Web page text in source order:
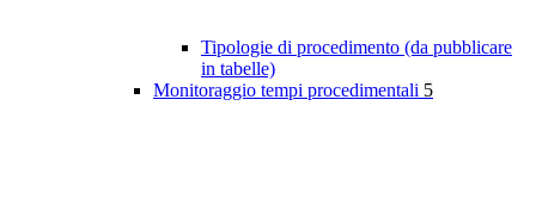
Tipologie di procedimento (da pubblicare
in tabelle)
Monitoraggio tempi procedimentali 5